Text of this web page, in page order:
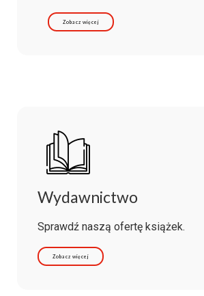
Zobacz więcej
Wydawnictwo
Sprawdź naszą ofertę książek.
Zobacz więcej